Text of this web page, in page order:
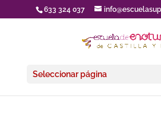
633 324 037
Seleccionar página